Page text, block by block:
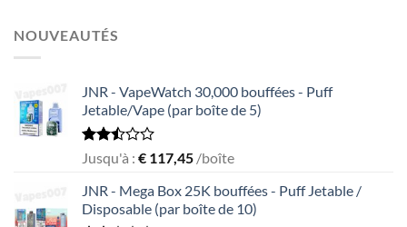
NOUVEAUTÉS
JNR - VapeWatch 30,000 bouffées - Puff
Jetable/Vape (par boîte de 5)
Rated
out
of 5
Jusqu'à : € 117,45 /boîte
JNR - Mega Box 25K bouffées - Puff Jetable /
Disposable (par boîte de 10)